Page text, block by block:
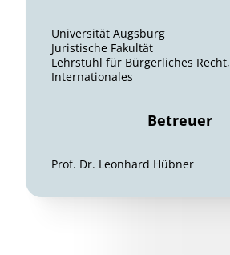
Universität Augsburg
Juristische Fakultät
Lehrstuhl für Bürgerliches Recht,
Internationales
Betreuer
Prof. Dr. Leonhard Hübner